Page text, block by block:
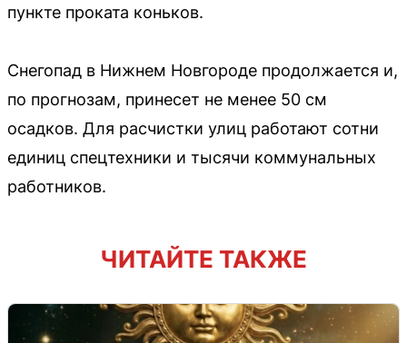
пункте проката коньков.
Снегопад в Нижнем Новгороде продолжается и,
по прогнозам, принесет не менее 50 см
осадков. Для расчистки улиц работают сотни
единиц спецтехники и тысячи коммунальных
работников.
ЧИТАЙТЕ ТАКЖЕ